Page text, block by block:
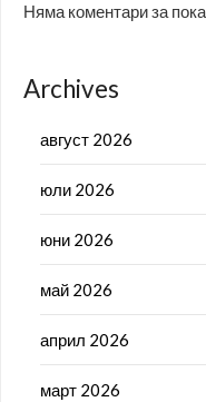
Няма коментари за
Archives
август 2026
юли 2026
юни 2026
май 2026
април 2026
март 2026